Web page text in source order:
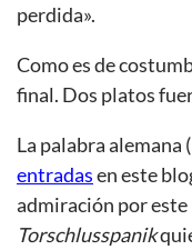
perdida».
Como es de
final. Dos platos
La palabra alemana
entradasen este
admiración por
Torschlusspanik